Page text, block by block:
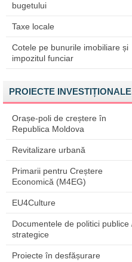
bugetului
Taxe locale
Cotele pe bunurile imobiliare și
impozitul funciar
PROIECTE INVESTIȚIONALE
Orașe-poli de creștere în
Republica Moldova
Revitalizare urbană
Primarii pentru Creștere
Economică (M4EG)
EU4Culture
Documentele de politici publice
strategice
Proiecte în desfășurare